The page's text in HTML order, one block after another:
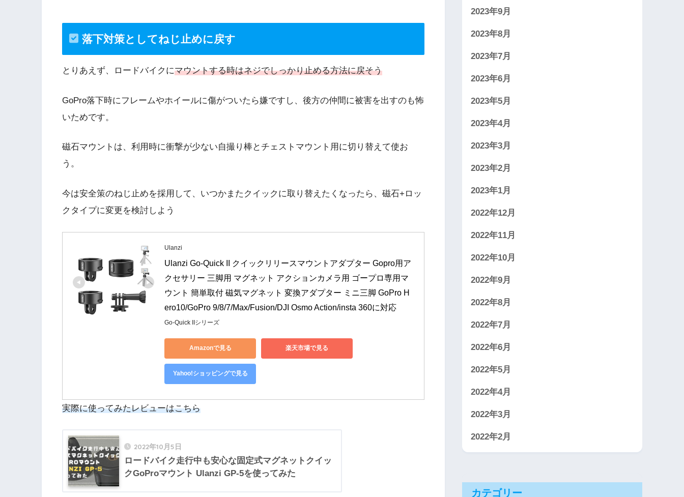
落下対策としてねじ止めに戻す
とりあえず、ロードバイクにマウントする時はネジでしっかり止める方法に戻そう
GoPro落下時にフレームやホイールに傷がついたら嫌ですし、後方の仲間に被害を出すのも怖
いためです。
磁石マウントは、利用時に衝撃が少ない自撮り棒とチェストマウント用に切り替えて使お
う。
今は安全策のねじ止めを採用して、いつかまたクイックに取り替えたくなったら、磁石+ロッ
クタイプに変更を検討しよう
Ulanzi
Ulanzi Go-Quick II クイックリリースマウントアダプター Gopro用ア
クセサリー 三脚用 マグネット アクションカメラ用 ゴープロ専用マ
ウント 簡単取付 磁気マグネット 変換アダプター ミニ三脚 GoPro H
ero10/GoPro 9/8/7/Max/Fusion/DJI Osmo Action/insta 360に対応
Go-Quick IIシリーズ
Amazonで見る 楽天市場で見る
Yahoo!ショッピングで見る
実際に使ってみたレビューはこちら
2022年10月5日
ロードバイク走行中も安心な固定式マグネットクイッ
クGoProマウント Ulanzi GP-5を使ってみた
2023年9月
2023年8月
2023年7月
2023年6月
2023年5月
2023年4月
2023年3月
2023年2月
2023年1月
2022年12月
2022年11月
2022年10月
2022年9月
2022年8月
2022年7月
2022年6月
2022年5月
2022年4月
2022年3月
2022年2月
カテゴリー